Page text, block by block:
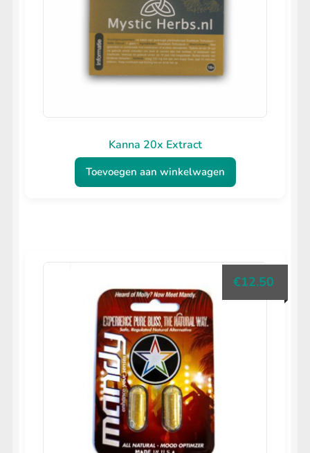
Kanna 20x Extract
Toevoegen aan winkelwagen
€12.50